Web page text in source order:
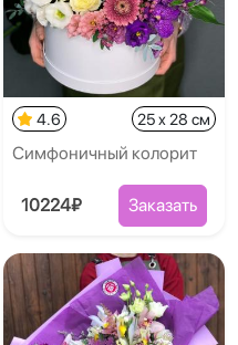
4.6 25 x 28 см
Симфоничный колорит
10224₽ Заказать